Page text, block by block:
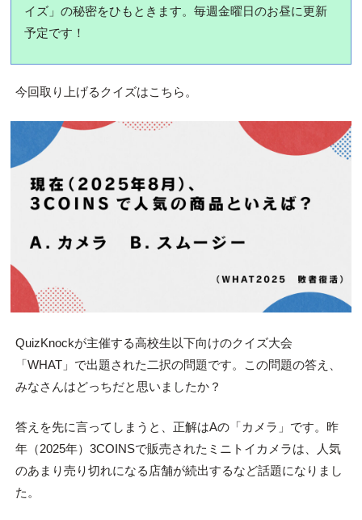
イズ」の秘密をひもときます。毎週金曜日のお昼に更新
予定です！
今回取り上げるクイズはこちら。
QuizKnockが主催する高校生以下向けのクイズ大会
「WHAT」で出題された二択の問題です。この問題の答え、
みなさんはどっちだと思いましたか？
答えを先に言ってしまうと、正解はAの「カメラ」です。昨
年（2025年）3COINSで販売されたミニトイカメラは、人気
のあまり売り切れになる店舗が続出するなど話題になりまし
た。